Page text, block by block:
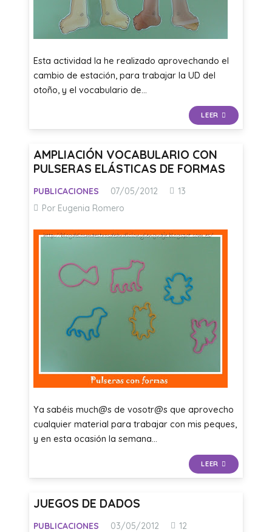
Esta actividad la he realizado aprovechando el
cambio de estación, para trabajar la UD del
otoño, y el vocabulario de…
LEER
AMPLIACIÓN VOCABULARIO CON
PULSERAS ELÁSTICAS DE FORMAS
PUBLICACIONES 07/05/2012 13
Por Eugenia Romero
Ya sabéis much@s de vosotr@s que aprovecho
cualquier material para trabajar con mis peques,
y en esta ocasión la semana…
LEER
JUEGOS DE DADOS
PUBLICACIONES 03/05/2012 12